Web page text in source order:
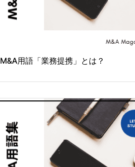
M&A用語「業務提携」とは？